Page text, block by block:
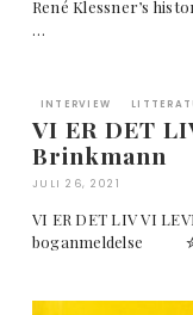
René Klessner’s
…
INTERVIEW
VI ER DET
Brinkmann
JULI 26, 2021
VI ER DET LIV VI
boganmeldelse